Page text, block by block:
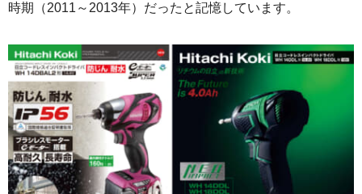
時期（2011～2013年）だったと記憶しています。